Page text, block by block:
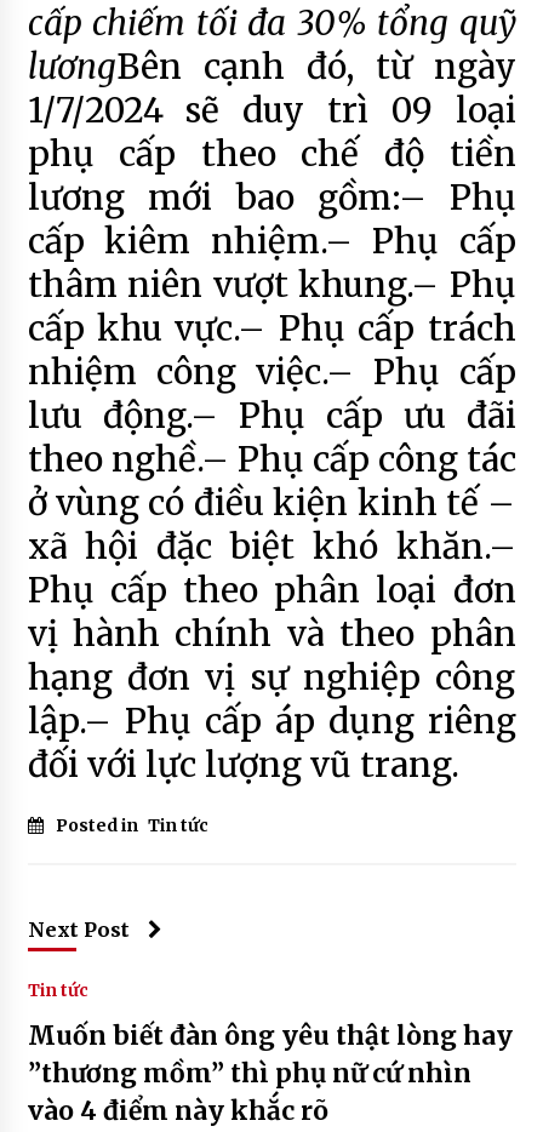
cấp chiếm tối đa 30% tổng quỹ
lươngBên cạnh đó, từ ngày
1/7/2024 sẽ duy trì 09 loại
phụ cấp theo chế độ tiền
lương mới bao gồm:– Phụ
cấp kiêm nhiệm.– Phụ cấp
thâm niên vượt khung.– Phụ
cấp khu vực.– Phụ cấp trách
nhiệm công việc.– Phụ cấp
lưu động.– Phụ cấp ưu đãi
theo nghề.– Phụ cấp công tác
ở vùng có điều kiện kinh tế –
xã hội đặc biệt khó khăn.–
Phụ cấp theo phân loại đơn
vị hành chính và theo phân
hạng đơn vị sự nghiệp công
lập.– Phụ cấp áp dụng riêng
đối với lực lượng vũ trang.
Posted in Tin tức
Next Post
Tin tức
Muốn biết đàn ông yêu thật lòng hay
”thương mồm” thì phụ nữ cứ nhìn
vào 4 điểm này khắc rõ